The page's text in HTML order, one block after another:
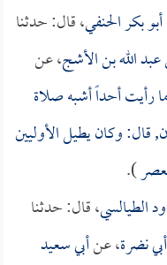
أبو بكر الحنفي، قال: حدثنا
الله بن الأشج، عن
رأيت أحداً أشبه صلاة
قال: وكان يطيل الأوليين
).
الطيالسي، قال: حدثنا
أبي نضرة، عنأبي سعيد